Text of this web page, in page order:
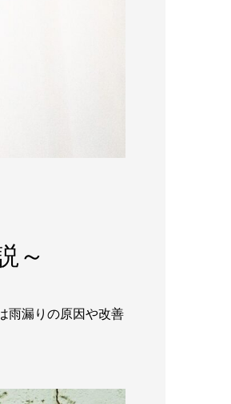
～
雨漏りの原因や改善